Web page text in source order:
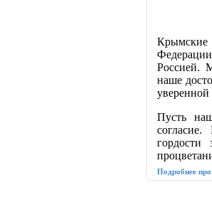
Россией.
наше
уверенной
Пусть
Подробнее